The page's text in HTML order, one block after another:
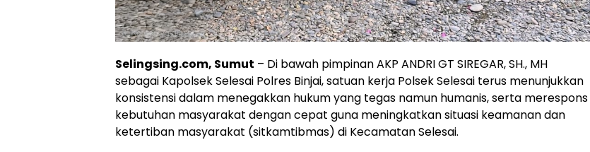
Selingsing.com, Sumut – Di bawah pimpinan AKP ANDRI GT SIREGAR, SH., MH
sebagai Kapolsek Selesai Polres Binjai, satuan kerja Polsek Selesai terus menunjukkan
konsistensi dalam menegakkan hukum yang tegas namun humanis, serta merespons
kebutuhan masyarakat dengan cepat guna meningkatkan situasi keamanan dan
ketertiban masyarakat (sitkamtibmas) di Kecamatan Selesai.